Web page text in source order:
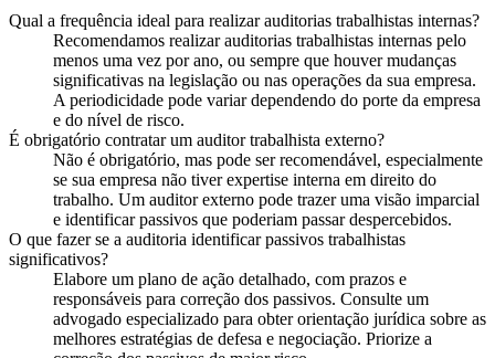
Qual a frequência ideal para realizar auditorias trabalhistas internas?
Recomendamos realizar auditorias trabalhistas internas pelo
menos uma vez por ano, ou sempre que houver mudanças
significativas na legislação ou nas operações da sua empresa.
A periodicidade pode variar dependendo do porte da empresa
e do nível de risco.
É obrigatório contratar um auditor trabalhista externo?
Não é obrigatório, mas pode ser recomendável, especialmente
se sua empresa não tiver expertise interna em direito do
trabalho. Um auditor externo pode trazer uma visão imparcial
e identificar passivos que poderiam passar despercebidos.
O que fazer se a auditoria identificar passivos trabalhistas
significativos?
Elabore um plano de ação detalhado, com prazos e
responsáveis para correção dos passivos. Consulte um
advogado especializado para obter orientação jurídica sobre as
melhores estratégias de defesa e negociação. Priorize a